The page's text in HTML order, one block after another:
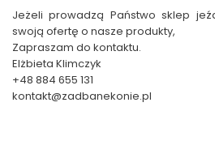
Jeżeli prowadzą Państwo sklep
swoją ofertę o nasze produkty,
Zapraszam do kontaktu.
Elżbieta Klimczyk
+48 884 655 131
kontakt@zadbanekonie.pl